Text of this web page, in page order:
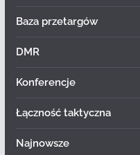
Baza przetargów
DMR
Konferencje
Łączność taktyczna
Najnowsze